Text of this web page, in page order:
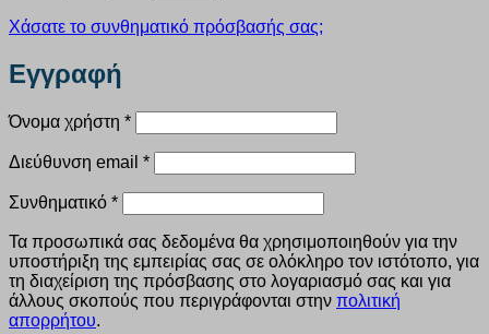
Χάσατε το συνθηματικό πρόσβασής σας;
Εγγραφή
Όνομα χρήστη *Απαιτείται
Διεύθυνση email *Απαιτείται
Συνθηματικό *Απαιτείται
Τα προσωπικά σας δεδομένα θα χρησιμοποιηθούν για την
υποστήριξη της εμπειρίας σας σε ολόκληρο τον ιστότοπο, για
τη διαχείριση της πρόσβασης στο λογαριασμό σας και για
άλλους σκοπούς που περιγράφονται στην πολιτική
απορρήτου.